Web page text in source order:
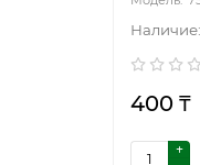
400 ₸